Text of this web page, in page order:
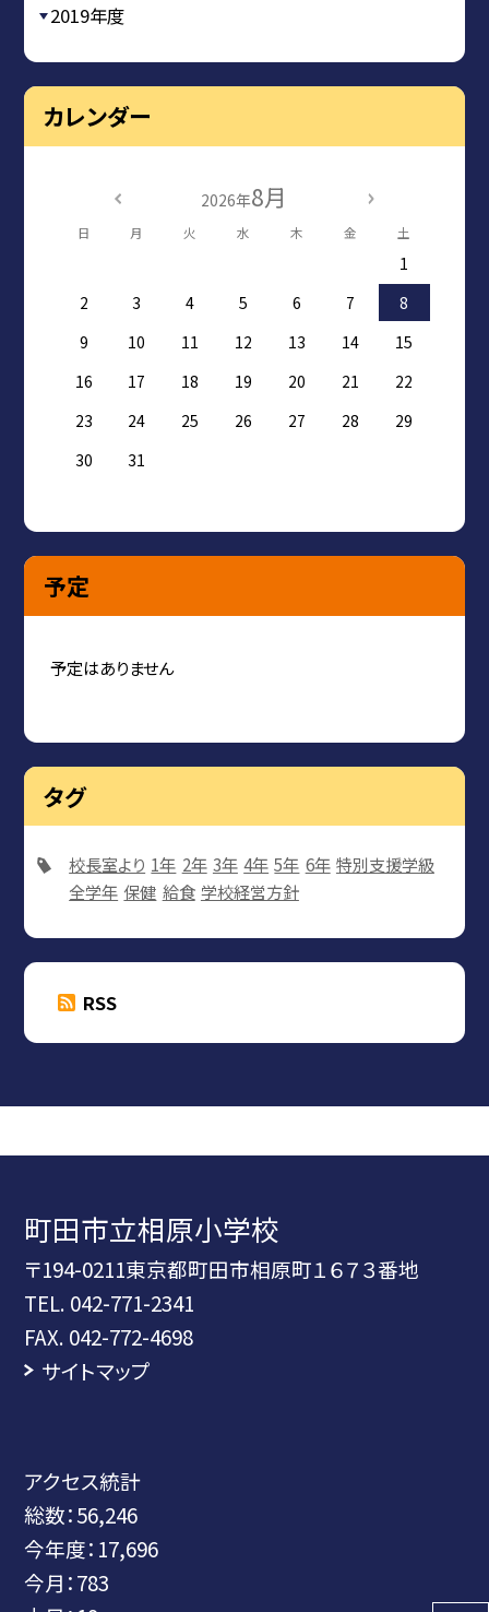
2019年度
カレンダー
2026年8月
日 月 火 水 木 金 土
1
2
3 4 5 6 7
8
9
10 11 12 13 14
15
16
17 18 19 20 21
22
23
24 25 26 27 28
29
30
31
予定
予定はありません
タグ
校長室より 1年 2年 3年 4年 5年 6年 特別支援学級
全学年 保健 給食 学校経営方針
RSS
町田市立相原小学校
〒194-0211東京都町田市相原町１６７３番地
TEL. 042-771-2341
FAX. 042-772-4698
サイトマップ
アクセス統計
総数：56,246
今年度： 17,696
今月：783